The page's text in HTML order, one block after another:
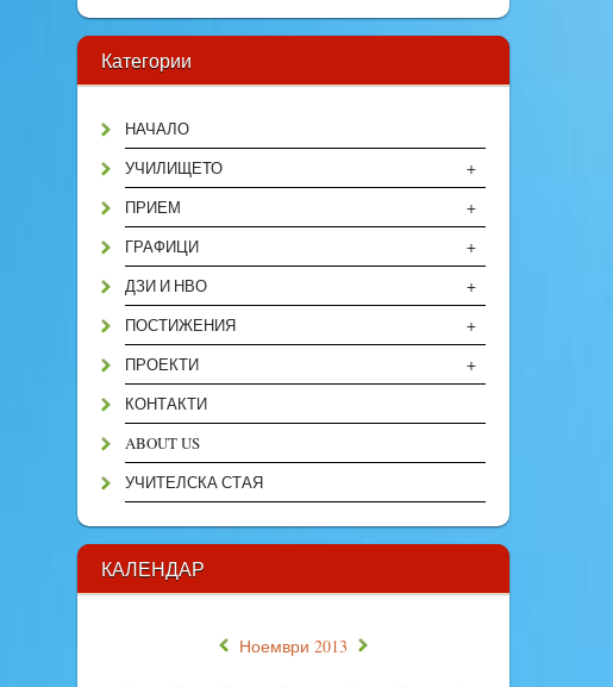
Категории
НАЧАЛО
+
УЧИЛИЩЕТО
+
ПРИЕМ
+
ГРАФИЦИ
+
ДЗИ И НВО
+
ПОСТИЖЕНИЯ
+
ПРОЕКТИ
КОНТАКТИ
ABOUT US
УЧИТЕЛСКА СТАЯ
КАЛЕНДАР
Ноември 2013